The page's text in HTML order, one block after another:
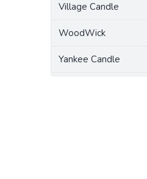
Village Candle
WoodWick
Yankee Candle